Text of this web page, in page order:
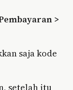
>
saja kode
setelah itu